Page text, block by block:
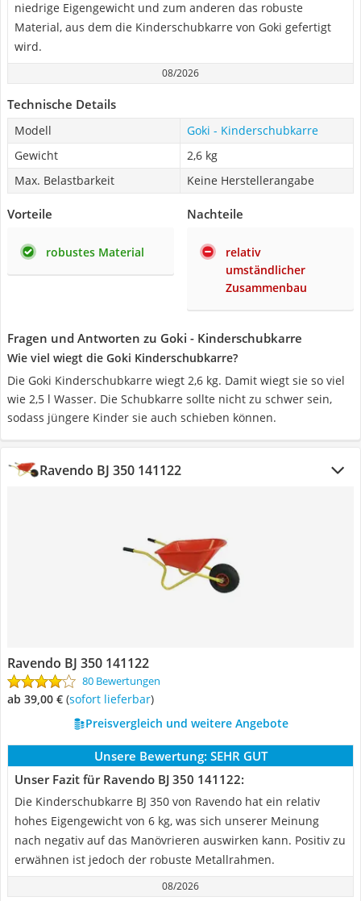
niedrige Eigengewicht und zum anderen das robuste
Material, aus dem die Kinderschubkarre von Goki gefertigt
wird.
08/2026
Technische Details
Modell
Goki - Kinderschubkarre
Gewicht
2,6 kg
Max. Belastbarkeit
Keine Herstellerangabe
Vorteile
robustes Material
Nachteile
relativ
umständlicher
Zusammenbau
Fragen und Antworten zu Goki - Kinderschubkarre
Wie viel wiegt die Goki Kinderschubkarre?
Die Goki Kinderschubkarre wiegt 2,6 kg. Damit wiegt sie so viel
wie 2,5 l Wasser. Die Schubkarre sollte nicht zu schwer sein,
sodass jüngere Kinder sie auch schieben können.
Ravendo BJ 350 141122
Ravendo BJ 350 141122
80 Bewertungen
ab 39,00 € ( Sofort lieferbar)
Preisvergleich und weitere Angebote
Unsere Bewertung: SEHR GUT
Unser Fazit für Ravendo BJ 350 141122:
Die Kinderschubkarre BJ 350 von Ravendo hat ein relativ
hohes Eigengewicht von 6 kg, was sich unserer Meinung
nach negativ auf das Manövrieren auswirken kann. Positiv zu
erwähnen ist jedoch der robuste Metallrahmen.
08/2026